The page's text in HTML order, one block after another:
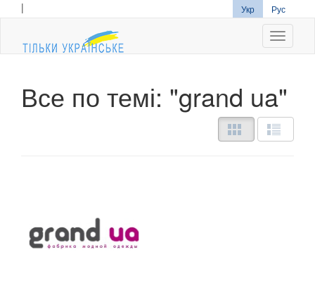
| Укр Рус
Все по темі: "grand ua"